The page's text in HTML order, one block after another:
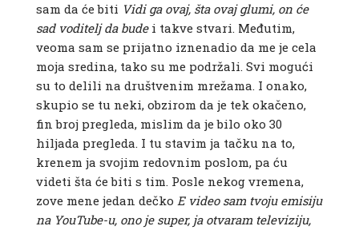
sam da će biti Vidi ga ovaj, šta ovaj glumi, on će
sad voditelj da bude i takve stvari. Međutim,
veoma sam se prijatno iznenadio da me je cela
moja sredina, tako su me podržali. Svi mogući
su to delili na društvenim mrežama. I onako,
skupio se tu neki, obzirom da je tek okačeno,
fin broj pregleda, mislim da je bilo oko 30
hiljada pregleda. I tu stavim ja tačku na to,
krenem ja svojim redovnim poslom, pa ću
videti šta će biti s tim. Posle nekog vremena,
zove mene jedan dečko E video sam tvoju emisiju
na YouTube-u, ono je super, ja otvaram televiziju,